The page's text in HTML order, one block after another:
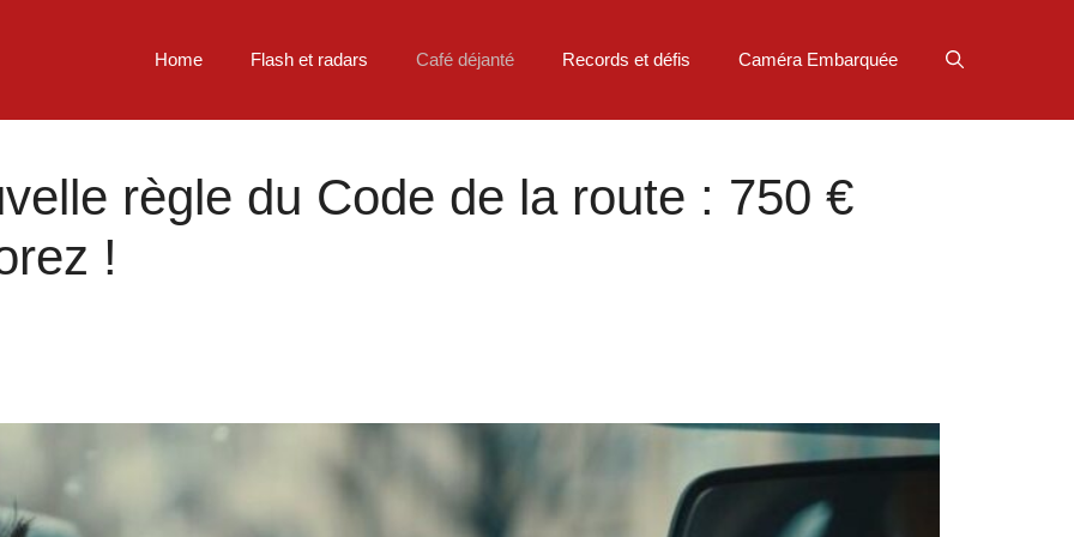
Home Flash et radars Café déjanté Records et défis Caméra Embarquée
règle du Code de la route : 750 €
!